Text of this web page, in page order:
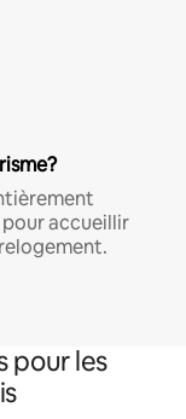
pour accueillir
pour les